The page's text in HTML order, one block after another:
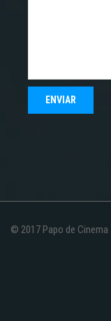
© 2017 Papo de Cinema